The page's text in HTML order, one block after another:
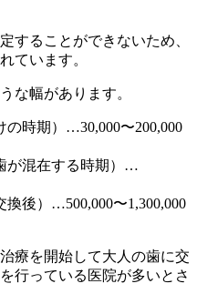
することができないため、
ています。
な幅があります。
の時期）…30,000〜200,000
が混在する時期）…
換後）…500,000〜1,300,000
療を開始して大人の歯に交
行っている医院が多いとさ